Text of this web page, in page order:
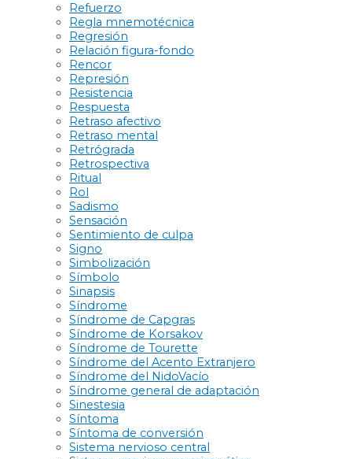
Refuerzo
Regla mnemotécnica
Regresión
Relación figura-fondo
Rencor
Represión
Resistencia
Respuesta
Retraso afectivo
Retraso mental
Retrógrada
Retrospectiva
Ritual
Rol
Sadismo
Sensación
Sentimiento de culpa
Signo
Simbolización
Símbolo
Sinapsis
Síndrome
Síndrome de Capgras
Síndrome de Korsakov
Síndrome de Tourette
Síndrome del Acento Extranjero
Síndrome del NidoVacío
Síndrome general de adaptación
Sinestesia
Síntoma
Síntoma de conversión
Sistema nervioso central